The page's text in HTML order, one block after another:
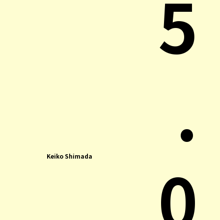
Keiko Shimada
5
.
0